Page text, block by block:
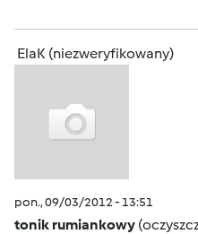
ElaK (niezweryfikowany)
pon., 09/03/2012 - 13:51
tonik rumiankowy